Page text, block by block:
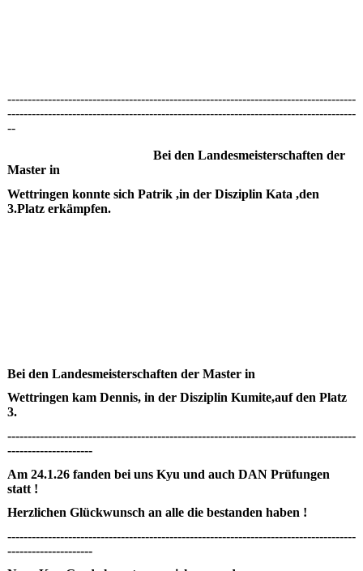
--------------------------------------------------------------------------------------
--------------------------------------------------------------------------------------
--
Bei den Landesmeisterschaften der
Master in
Wettringen konnte sich Patrik ,in der Disziplin Kata ,den
3.Platz erkämpfen.
Bei den Landesmeisterschaften der Master in
Wettringen kam Dennis, in der Disziplin Kumite,auf den Platz
3.
--------------------------------------------------------------------------------------
---------------------
Am 24.1.26 fanden bei uns Kyu und auch DAN Prüfungen
statt !
Herzlichen Glückwunsch an alle die bestanden haben !
--------------------------------------------------------------------------------------
---------------------